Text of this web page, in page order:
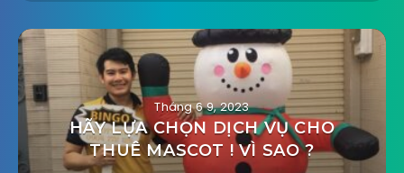
Tháng 6 9, 2023
HÃY LỰA CHỌN DỊCH VỤ CHO
THUÊ MASCOT ! VÌ SAO ?